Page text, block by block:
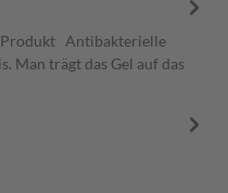
Produkt Antibakterielle
Man trägt das Gel auf das